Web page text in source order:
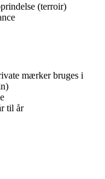
(terroir)
mærker bruges i
til år